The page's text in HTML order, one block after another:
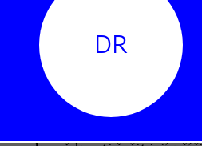
hanba vládě
čelí důsledkům klimatické
česká vláda odmítá
a chce se v zájmu
DR